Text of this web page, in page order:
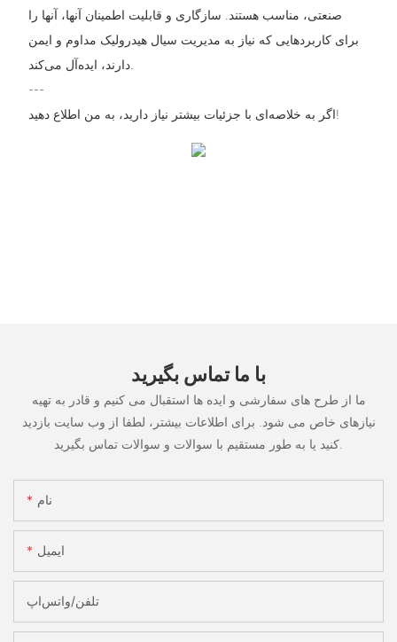
صنعتی، مناسب هستند. سازگاری و قابلیت اطمینان آنها، آنها را
برای کاربردهایی که نیاز به مدیریت سیال هیدرولیک مداوم و ایمن
دارند، ایده‌آل می‌کند.
---
اگر به خلاصه‌ای با جزئیات بیشتر نیاز دارید، به من اطلاع دهید!
با ما تماس بگیرید
ما از طرح های سفارشی و ایده ها استقبال می کنیم و قادر به تهیه
نیازهای خاص می شود. برای اطلاعات بیشتر، لطفا از وب سایت بازدید
نام
ایمیل
تلفن/واتس‌اپ